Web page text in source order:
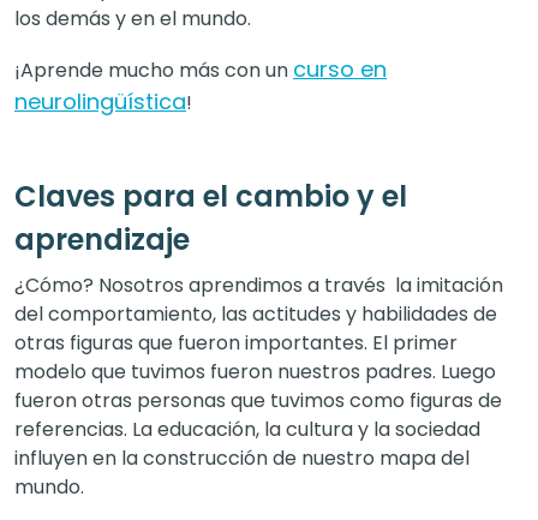
los demás y en el mundo.
¡Aprende mucho más con un curso en
neurolingüística!
Claves para el cambio y el
aprendizaje
¿Cómo? Nosotros aprendimos a través la imitación
del comportamiento, las actitudes y habilidades de
otras figuras que fueron importantes. El primer
modelo que tuvimos fueron nuestros padres. Luego
fueron otras personas que tuvimos como figuras de
referencias. La educación, la cultura y la sociedad
influyen en la construcción de nuestro mapa del
mundo.